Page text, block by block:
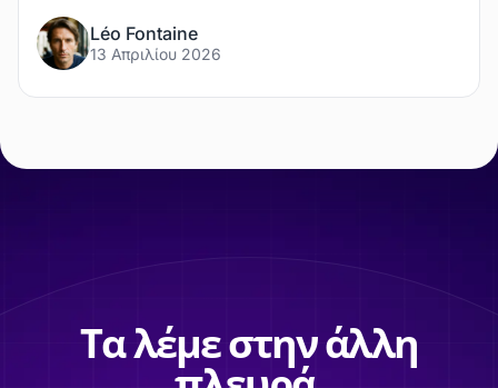
Léo Fontaine
13 Απριλίου 2026
Τα λέμε στην άλλη